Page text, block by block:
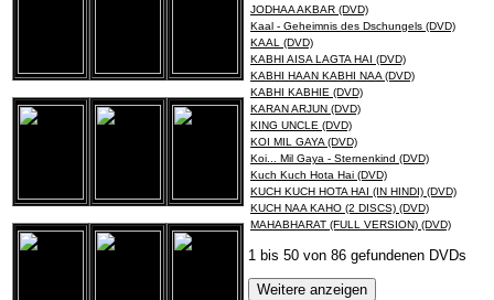
JODHAA AKBAR (DVD)
Kaal - Geheimnis des Dschungels (DVD)
KAAL (DVD)
KABHI AISA LAGTA HAI (DVD)
KABHI HAAN KABHI NAA (DVD)
KABHI KABHIE (DVD)
KARAN ARJUN (DVD)
KING UNCLE (DVD)
KOI MIL GAYA (DVD)
Koi... Mil Gaya - Sternenkind (DVD)
Kuch Kuch Hota Hai (DVD)
KUCH KUCH HOTA HAI (IN HINDI) (DVD)
KUCH NAA KAHO (2 DISCS) (DVD)
MAHABHARAT (FULL VERSION) (DVD)
1 bis 50 von 86 gefundenen DVDs